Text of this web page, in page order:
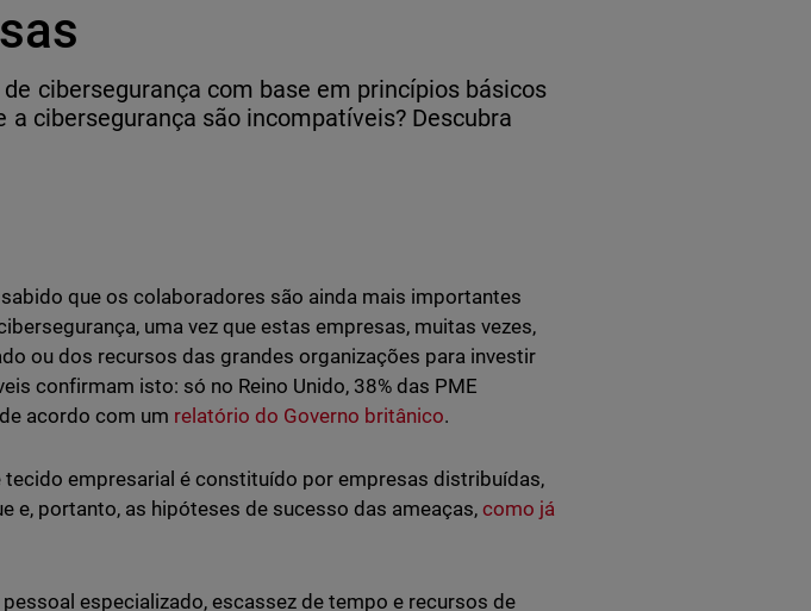
cibersegurança com base em princípios básicos
a cibersegurança são incompatíveis? Descubra
que os colaboradores são ainda mais importantes
uma vez que estas empresas, muitas vezes,
ou dos recursos das grandes organizações para investir
confirmam isto: só no Reino Unido, 38% das PME
acordo com um relatório do Governo britânico.
empresarial é constituído por empresas distribuídas,
e, portanto, as hipóteses de sucesso das ameaças,como já
especializado, escassez de tempo e recursos de